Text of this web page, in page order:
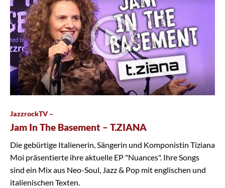
JazzrockTV –
Jam In The Basement – T.ZIANA
Die gebürtige Italienerin, Sängerin und Komponistin Tiziana
Moi präsentierte ihre aktuelle EP "Nuances". Ihre Songs
sind ein Mix aus Neo-Soul, Jazz & Pop mit englischen und
italienischen Texten.